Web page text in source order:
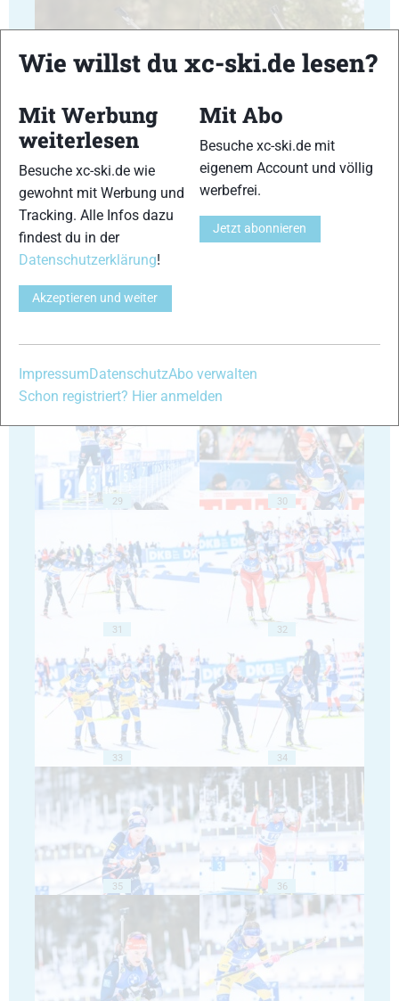
23 24
25 26
27
29 30
31 32
33 34
35 36
Wie willst du xc-ski.de lesen?
Mit Werbung
weiterlesen
Besuche xc-ski.de wie
gewohnt mit Werbung und
Tracking. Alle Infos dazu
findest du in der
Datenschutzerklärung!
Akzeptieren und weiter
Mit Abo
Besuche xc-ski.de mit
eigenem Account und völlig
werbefrei.
Jetzt abonnieren
Impressum DatenschutzAbo verwalten
Schon registriert? Hier anmelden